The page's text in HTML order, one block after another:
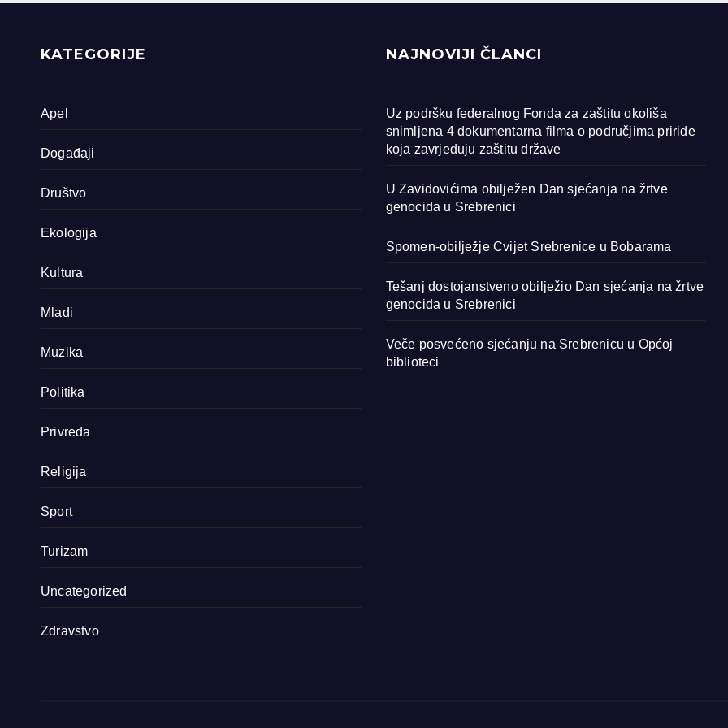
priride koja
države
KATEGORIJE
Apel
Događaji
Društvo
Ekologija
Kultura
Mladi
Muzika
Politika
Privreda
Religija
Sport
Turizam
Uncategorized
Zdravstvo
NAJNOVIJI ČLANCI
Uz podršku federalnog Fonda za zaštitu okoliša
snimljena 4 dokumentarna filma o područjima priride
koja zavrjeđuju zaštitu države
U Zavidovićima obilježen Dan sjećanja na žrtve
genocida u Srebrenici
Spomen-obilježje Cvijet Srebrenice u Bobarama
Tešanj dostojanstveno obilježio Dan sjećanja na žrtve
genocida u Srebrenici
Veče posvećeno sjećanju na Srebrenicu u Općoj
biblioteci